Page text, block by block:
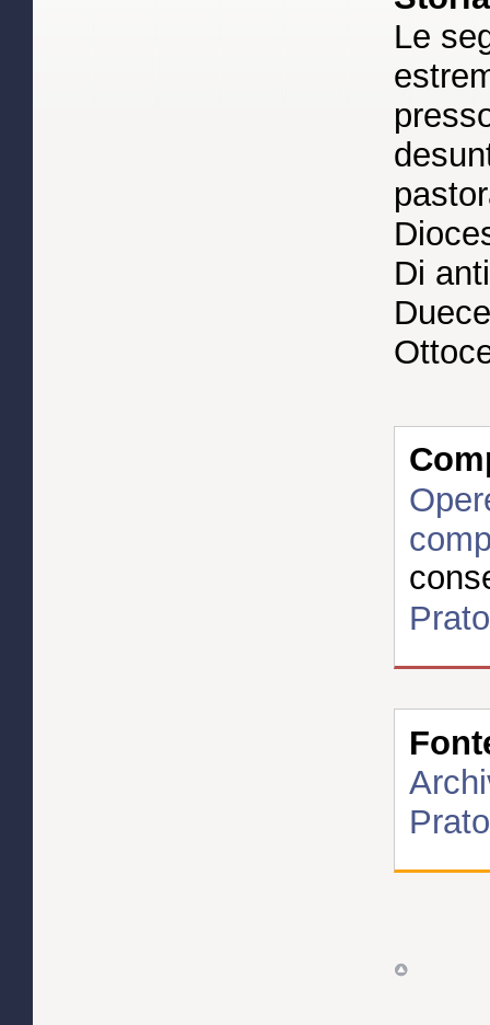
Le
Di
Prato